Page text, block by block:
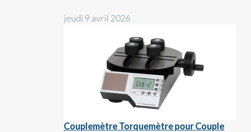
jeudi 9 avril 2026
Couplemètre Torquemètre pour Couple